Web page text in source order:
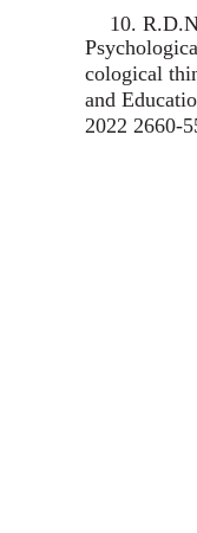
10.
cological
and
2022 2660-